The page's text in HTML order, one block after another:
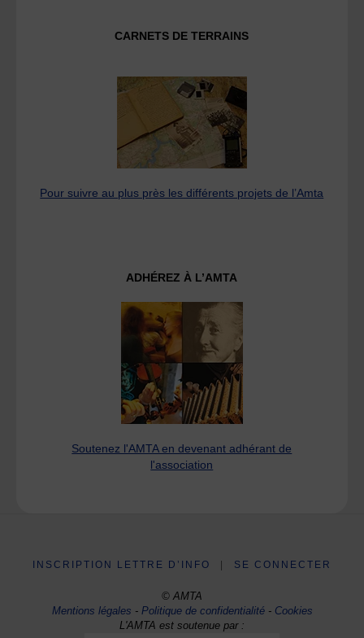
CARNETS DE TERRAINS
Pour suivre au plus près les différents projets de l’Amta
ADHÉREZ À L’AMTA
Soutenez l'AMTA en devenant adhérant de
l'association
INSCRIPTION LETTRE D’INFO SE CONNECTER
© AMTA
Mentions légales -Politique de confidentialité- Cookies
L'AMTA est soutenue par :